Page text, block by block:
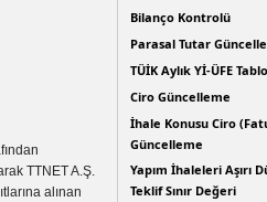
TTNET A.Ş.
alınan
Bilanço Kontrolü
Parasal Tutar
TÜİK Aylık Yİ-ÜFE
Ciro Güncelleme
İhale Konusu Ciro
Güncelleme
Yapım İhaleleri Aşırı
Teklif Sınır Değeri